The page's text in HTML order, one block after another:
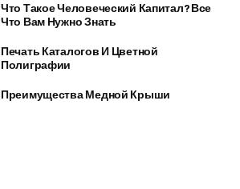
Что Такое Человеческий Капитал? Все
Что Вам Нужно Знать
Печать Каталогов И Цветной
Полиграфии
Преимущества Медной Крыши